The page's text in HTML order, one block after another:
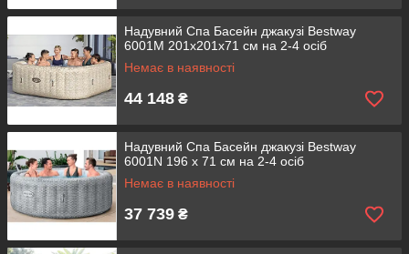
Надувний Спа Басейн джакузі Bestway
6001M 201х201х71 см на 2-4 осіб
Немає в наявності
44 148 ₴
Надувний Спа Басейн джакузі Bestway
6001N 196 х 71 см на 2-4 осіб
Немає в наявності
37 739 ₴